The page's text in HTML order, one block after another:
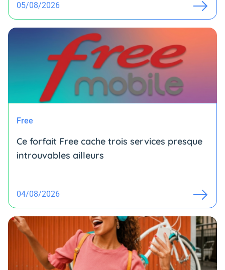
05/08/2026
Free
Ce forfait Free cache trois services presque
introuvables ailleurs
04/08/2026